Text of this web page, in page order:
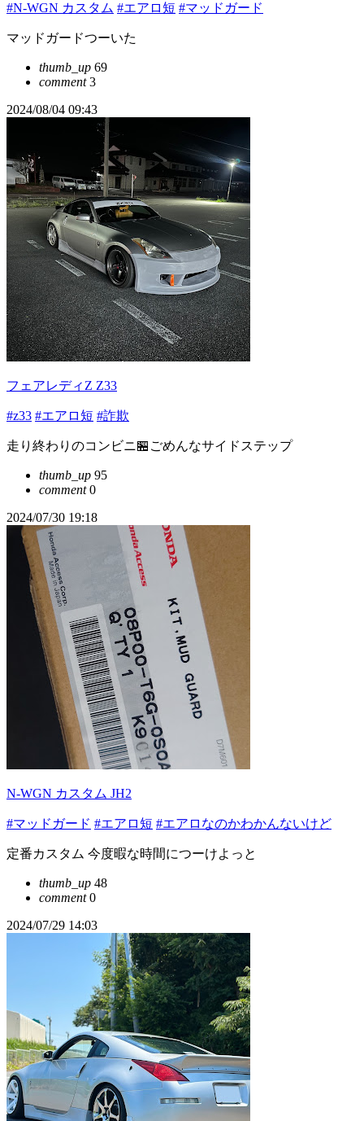
#N-WGN カスタム #エアロ短 #マッドガード
マッドガードつーいた
thumb_up 69
comment3
2024/08/04 09:43
フェアレディZ Z33
#z33 #エアロ短 #詐欺
走り終わりのコンビニ🏪ごめんなサイドステップ
thumb_up 95
comment0
2024/07/30 19:18
N-WGN カスタム JH2
#マッドガード #エアロ短 #エアロなのかわかんないけど
定番カスタム 今度暇な時間につーけよっと
thumb_up 48
comment0
2024/07/29 14:03